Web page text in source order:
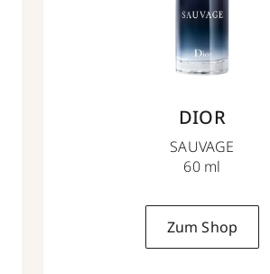
DIOR
SAUVAGE
60 ml
Zum Shop